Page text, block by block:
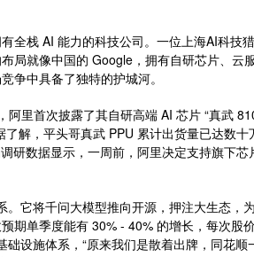
全栈 AI 能力的科技公司。一位上海AI科技
局就像中国的 Google，拥有自研芯片、云
争中具备了独特的护城河。
里首次披露了其自研高端 AI 芯片 “真武
解，平头哥真武 PPU 累计出货量已达数
研数据显示，一周前，阿里决定支持旗下
。它将千问大模型推向开源，押注大生态，
期单季度能有 30% - 40% 的增长，每次股
设施体系，“原来我们是散着出牌，同花